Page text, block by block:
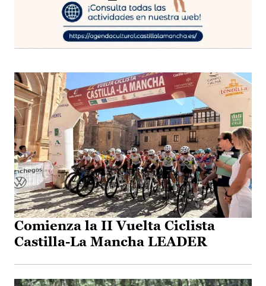
Comienza la II Vuelta Ciclista
Castilla-La Mancha LEADER